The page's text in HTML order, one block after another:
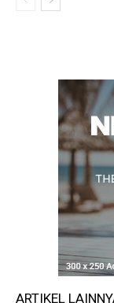
ARTIKEL